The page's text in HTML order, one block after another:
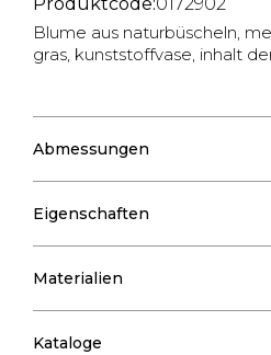
Blume aus naturbüscheln,
gras, kunststoffvase, inhalt
Abmessungen
Eigenschaften
Materialien
Kataloge